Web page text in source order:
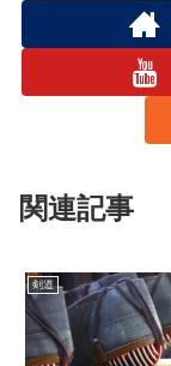
関連記事
剣道